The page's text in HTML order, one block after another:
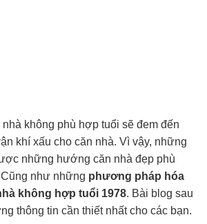
không phù hợp tuổi sẽ đem đến
khí xấu cho căn nhà. Vì vậy, những
những hướng căn nhà đẹp phù
như những phương pháp hóa
không hợp tuổi 1978. Bài blog sau
thông tin cần thiết nhất cho các bạn.